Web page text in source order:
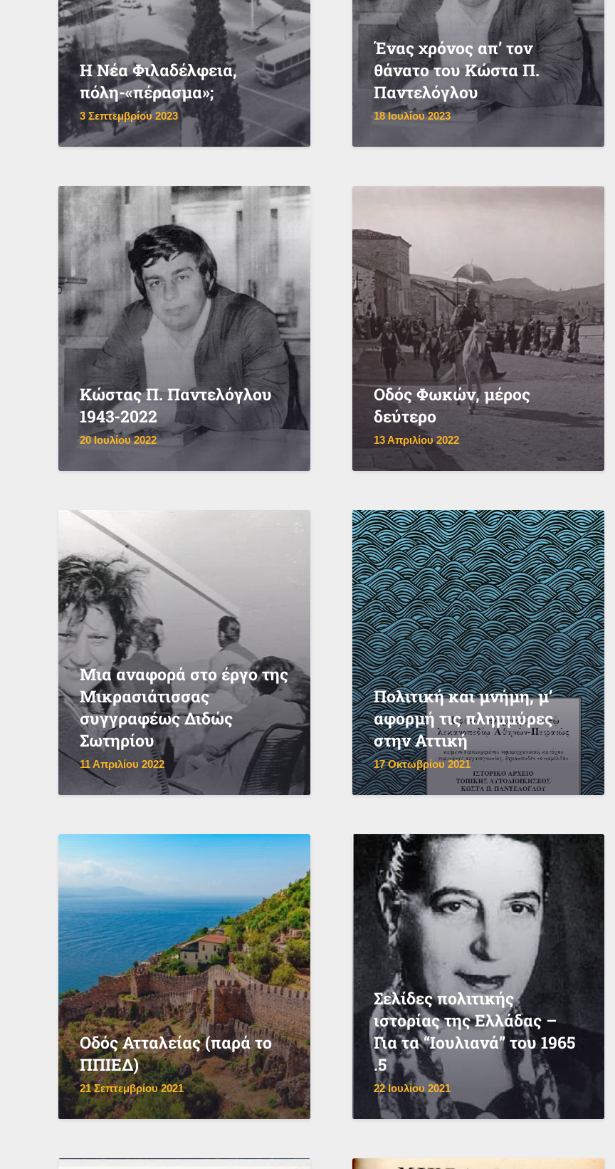
Η Νέα Φιλαδέλφεια,
πόλη-«πέρασμα»;
3 Σεπτεμβρίου 2023
Ένας χρόνος απ’ τον
θάνατο του Κώστα Π.
Παντελόγλου
18 Ιουλίου 2023
Κώστας Π. Παντελόγλου
1943-2022
20 Ιουλίου 2022
Οδός Φωκών, μέρος
δεύτερο
13 Απριλίου 2022
Μια αναφορά στο έργο της
Μικρασιάτισσας
συγγραφέως Διδώς
Σωτηρίου
11 Απριλίου 2022
Πολιτική και μνήμη, μ’
αφορμή τις πλημμύρες
στην Αττική
17 Οκτωβρίου 2021
Οδός Ατταλείας (παρά το
ΠΠΙΕΔ)
21 Σεπτεμβρίου 2021
Σελίδες πολιτικής
ιστορίας της Ελλάδας –
Για τα “Ιουλιανά” του 1965
.5
22 Ιουλίου 2021